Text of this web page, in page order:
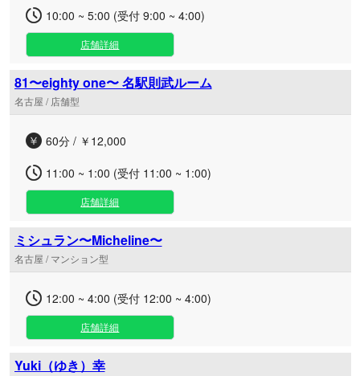
10:00 ~ 5:00 (受付 9:00 ~ 4:00)
店舗詳細
81〜eighty one〜 名駅則武ルーム
名古屋 / 店舗型
60分 / ￥12,000
11:00 ~ 1:00 (受付 11:00 ~ 1:00)
店舗詳細
ミシュラン〜Micheline〜
名古屋 / マンション型
12:00 ~ 4:00 (受付 12:00 ~ 4:00)
店舗詳細
Yuki（ゆき）幸